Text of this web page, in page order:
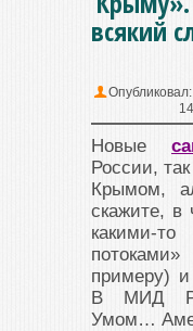
всякий
Опубликовал:
Новые
России,
Крымом,
скажите,
какими-
примеру)
В МИД РФ
Умом…